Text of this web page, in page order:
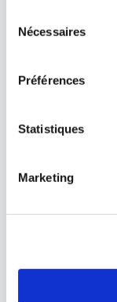
Nécessaires
Préférences
Statistiques
Marketing